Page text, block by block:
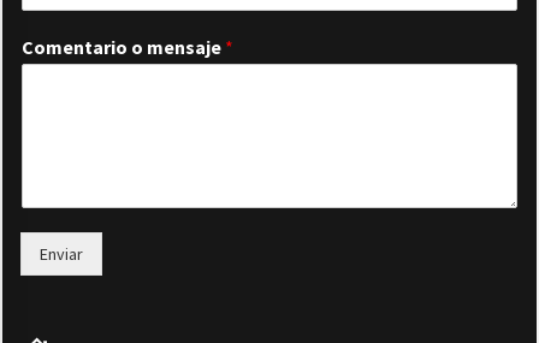
Comentario o mensaje *
Enviar